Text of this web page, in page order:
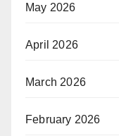
May 2026
April 2026
March 2026
February 2026